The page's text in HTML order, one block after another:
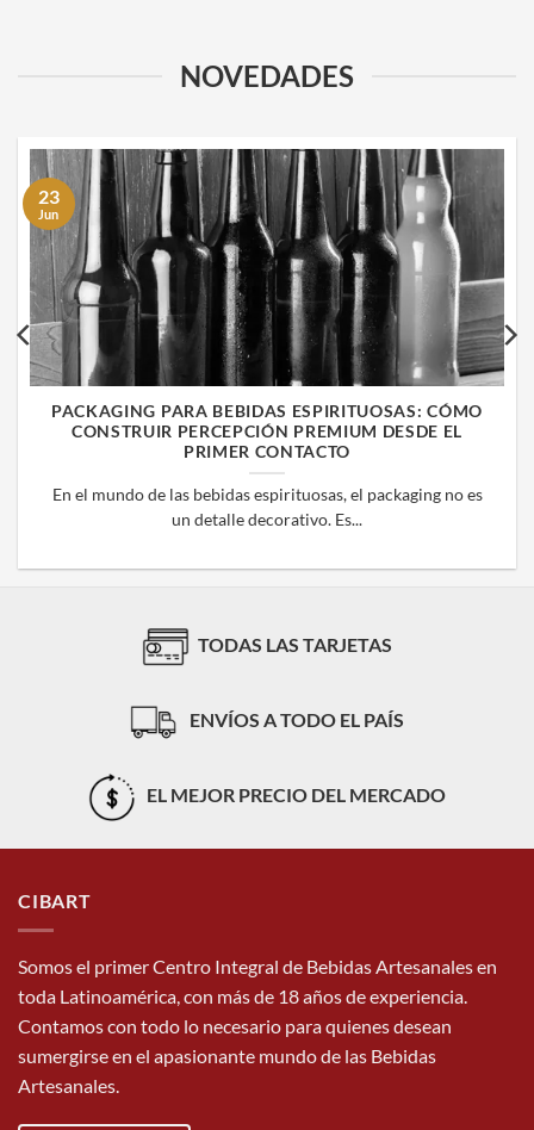
NOVEDADES
PACKAGING PARA BEBIDAS ESPIRITUOSAS: CÓMO
CONSTRUIR PERCEPCIÓN PREMIUM DESDE EL
PRIMER CONTACTO
En el mundo de las bebidas espirituosas, el packaging no es
un detalle decorativo. Es...
23
Jun
TODAS LAS TARJETAS
ENVÍOS A TODO EL PAÍS
EL MEJOR PRECIO DEL MERCADO
CIBART
Somos el primer Centro Integral de Bebidas Artesanales en
toda Latinoamérica, con más de 18 años de experiencia.
Contamos con todo lo necesario para quienes desean
sumergirse en el apasionante mundo de las Bebidas
Artesanales.